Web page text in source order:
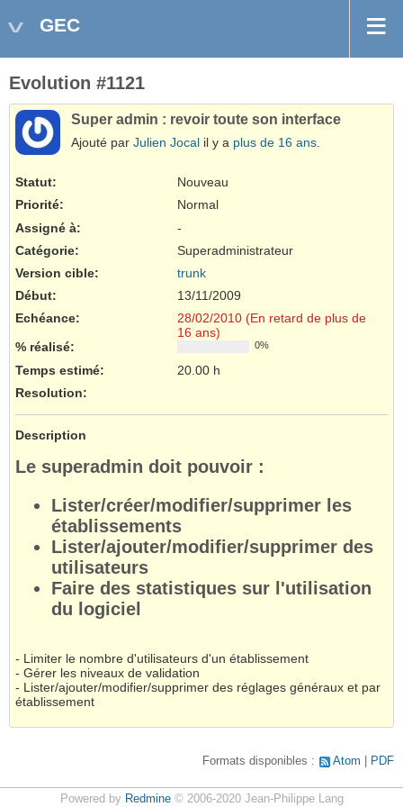
GEC
Evolution #1121
Super admin : revoir toute son interface
Ajouté par Julien Jocal il y a plus de 16 ans.
Statut:
Nouveau
Priorité:
Normal
Assigné à:
-
Catégorie:
Superadministrateur
Version cible:
trunk
Début:
13/11/2009
Echéance:
28/02/2010 (En retard de plus de
16 ans)
% réalisé:
0%
Temps estimé:
20.00 h
Resolution:
Description
Le superadmin doit pouvoir :
Lister/créer/modifier/supprimer les
établissements
Lister/ajouter/modifier/supprimer des
utilisateurs
Faire des statistiques sur l'utilisation
du logiciel
- Limiter le nombre d'utilisateurs d'un établissement
- Gérer les niveaux de validation
- Lister/ajouter/modifier/supprimer des réglages généraux et par
établissement
Formats disponibles : Atom PDF
Powered by Redmine© 2006-2020 Jean-Philippe Lang